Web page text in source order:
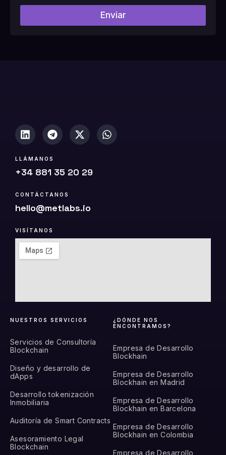
p
#
Enviar
LLÁMANOS
+34 881 35 20 29
CONTÁCTANOS
hello@metlabs.io
VISÍTANOS
NUESTROS SERVICIOS
Servicios de Consultoría
Blockchain
Diseño y desarrollo de
dApps
Desarrollo tokenización
Inmobiliaria
Auditoría de Smart Contracts
Asesoramiento Legal
Blockchain
¿DÓNDE NOS
ENCONTRAMOS?
Empresa de Desarrollo
Blockhain
Empresa de Desarrollo
Blockhain en Madrid
Empresa de Desarrollo
Blockhain en Barcelona
Empresa de Desarrollo
Blockhain en Colombia
Empresa de Desarrollo